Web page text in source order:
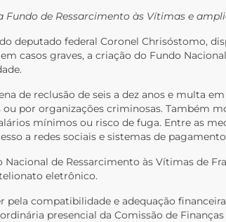
Fundo de Ressarcimento às Vítimas e
deputado federal Coronel Chrisóstomo,
casos graves, a criação do Fundo
de reclusão de seis a dez anos e multa
por organizações criminosas. Também
mínimos ou risco de fuga. Entre as
a redes sociais e sistemas de
de Ressarcimento às Vítimas de
eletrônico.
compatibilidade e adequação
presencial da Comissão de Finanças